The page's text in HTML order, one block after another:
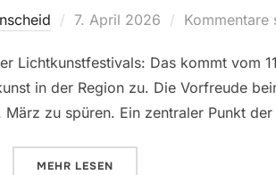
Veröffentlicht
7. April 2026 Kommentare
Lichtkunstfestivals: Das kommt vom
in der Region zu. Die Vorfreude
zu spüren. Ein zentraler Punkt
MEHR ÜBER „LICHTROUTENKOLLEKTIV:
LESEN